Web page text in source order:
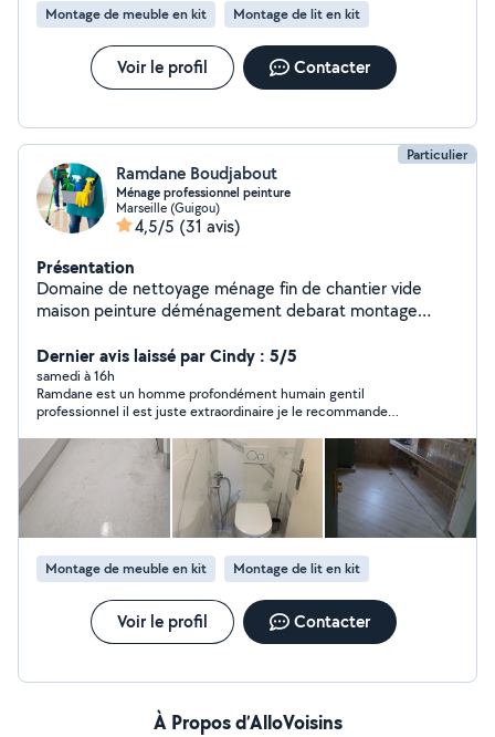
Montage de meuble en kit Montage de lit en kit
Voir le profil Contacter
Particulier
Ramdane Boudjabout
Ménage professionnel peinture
Marseille (Guigou)
4,5/5 (31 avis)
Présentation
Domaine de nettoyage ménage fin de chantier vide
maison peinture déménagement debarat montage
Dernier avis laissé par Cindy : 5/5
samedi à 16h
Ramdane est un homme profondément humain gentil
professionnel il est juste extraordinaire je le recommande
tout
Montage de meuble en kit Montage de lit en kit
Voir le profil Contacter
À Propos d’AlloVoisins